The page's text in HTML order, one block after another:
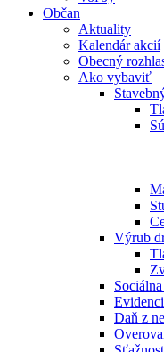
Občan
Aktuality
Kalendár akcií
Obecný
Ako vybaviť
Výrub
Daň z